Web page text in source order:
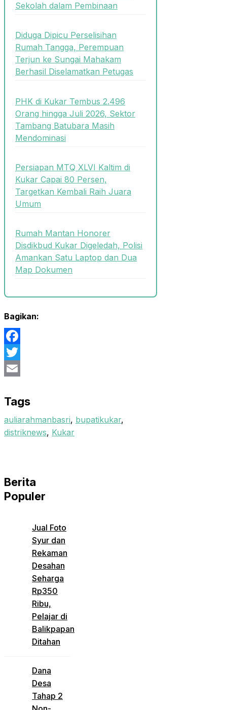
Sekolah dalam Pembinaan
Diduga Dipicu Perselisihan
Rumah Tangga, Perempuan
Terjun ke Sungai Mahakam
Berhasil Diselamatkan Petugas
PHK di Kukar Tembus 2.496
Orang hingga Juli 2026, Sektor
Tambang Batubara Masih
Mendominasi
Persiapan MTQ XLVI Kaltim di
Kukar Capai 80 Persen,
Targetkan Kembali Raih Juara
Umum
Rumah Mantan Honorer
Disdikbud Kukar Digeledah, Polisi
Amankan Satu Laptop dan Dua
Map Dokumen
Bagikan:
Facebook
Twitter
Tags
auliarahmanbasri, bupatikukar,
distriknews, Kukar
Berita
Populer
Jual Foto
Syur dan
Rekaman
Desahan
Seharga
Rp350
Ribu,
Pelajar di
Balikpapan
Ditahan
Dana
Desa
Tahap 2